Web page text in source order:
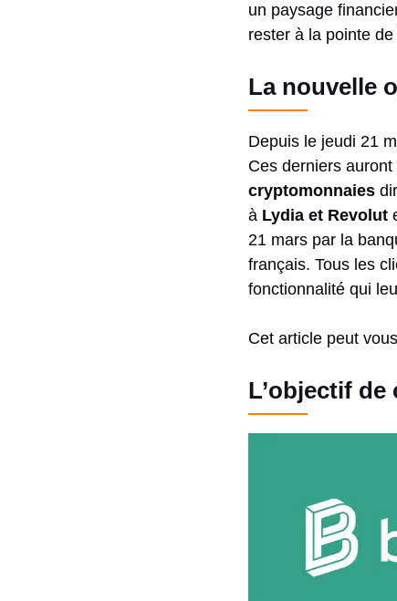
un paysage
rester à la pointe de
La nouvelle
Depuis le jeudi 21
Ces derniers
cryptomonnaies
à Lydia et Revolut
21 mars par la
français. Tous les
fonctionnalité qui
Cet article peut
L’objectif